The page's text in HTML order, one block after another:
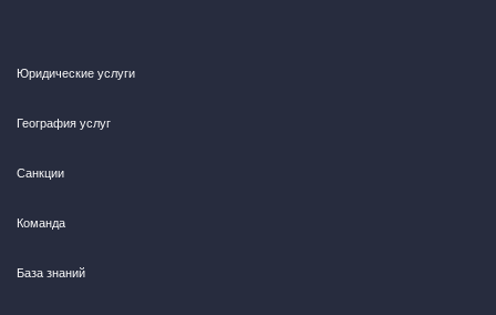
Юридические услуги
География услуг
Санкции
Команда
База знаний